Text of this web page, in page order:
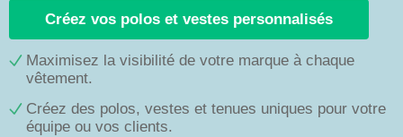
Créez vos polos et vestes personnalisés
Maximisez la visibilité de votre marque à chaque
vêtement.
Créez des polos, vestes et tenues uniques pour votre
équipe ou vos clients.